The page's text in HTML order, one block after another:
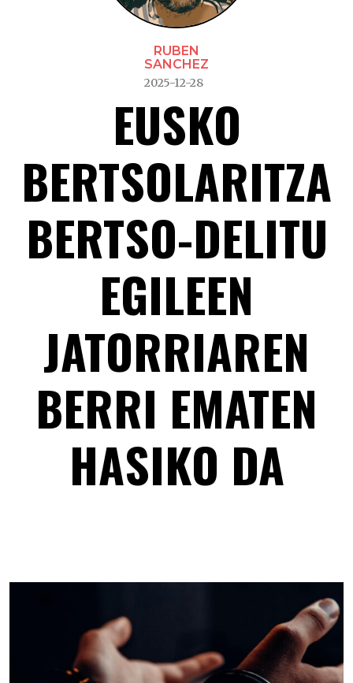
RUBEN
SANCHEZ
2025-12-28
EUSKO
BERTSOLARITZA
BERTSO-DELITU
EGILEEN
JATORRIAREN
BERRI EMATEN
HASIKO DA